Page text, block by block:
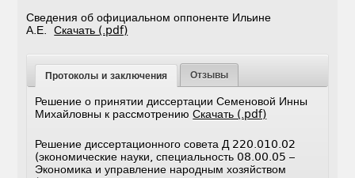
Сведения об официальном оппоненте Ильине
А.Е.Скачать (.pdf)
Протоколы и заключения Отзывы
Решение о принятии диссертации Семеновой Инны
Михайловны к рассмотрениюСкачать (.pdf)
Решение диссертационного совета Д 220.010.02
(экономические науки, специальность 08.00.05 –
Экономика и управление народным хозяйством